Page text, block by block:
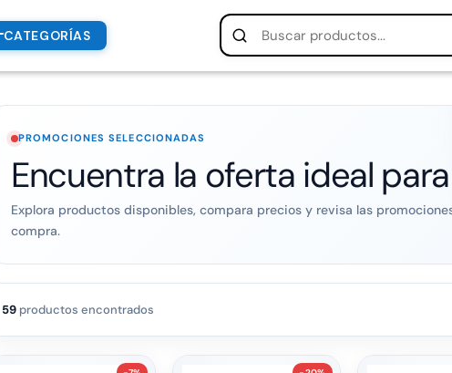
CATEGORÍAS
PROMOCIONES SELECCIONADAS
Encuentra la oferta ideal
Explora productos disponibles, compara precios y revisa las
compra.
59productos encontrados